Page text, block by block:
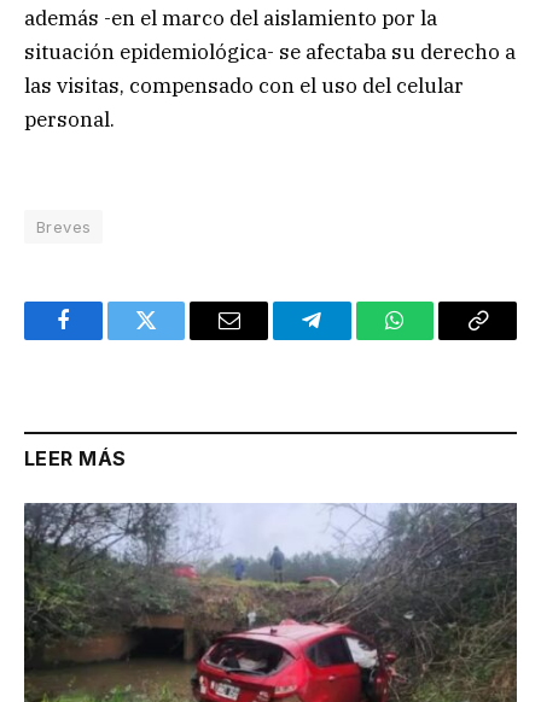
además -en el marco del aislamiento por la
situación epidemiológica- se afectaba su derecho a
las visitas, compensado con el uso del celular
personal.
Breves
FacebookTwitter Email TelegramWhatsAppCopy
LEER MÁS